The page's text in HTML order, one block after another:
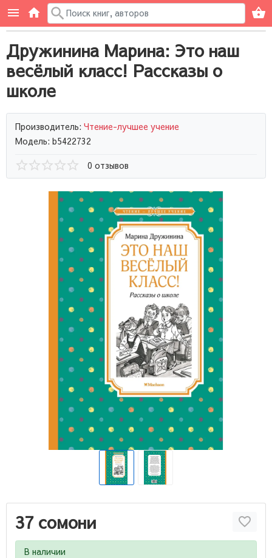
Дружинина Марина: Это наш
весёлый класс! Рассказы о
школе
Производитель: Чтение-лучшее учение
Модель: b5422732
0 отзывов
37 сомони
В наличии